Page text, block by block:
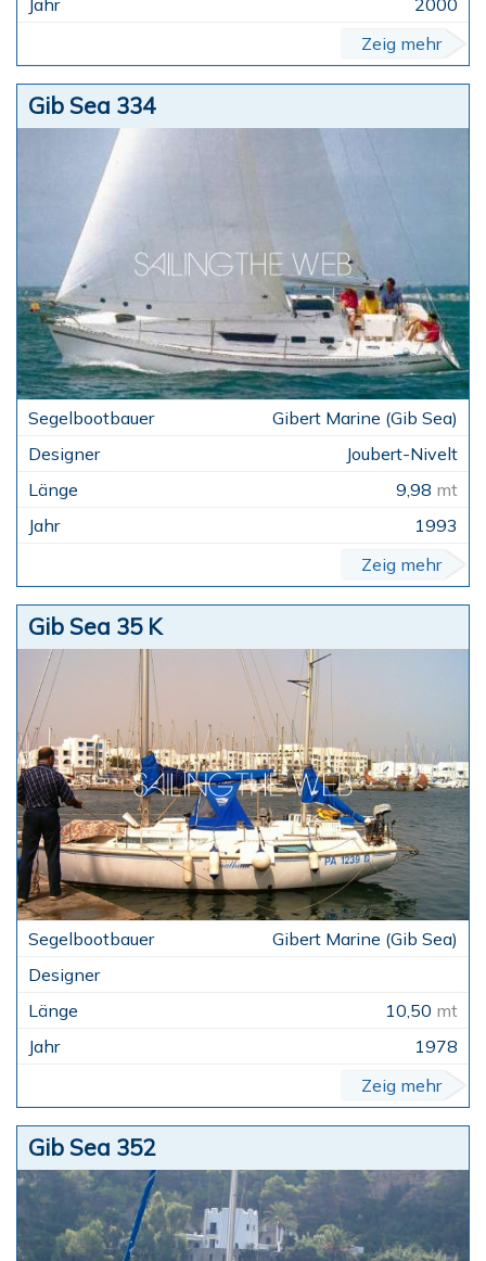
Zeig mehr
Gib Sea 334
Gibert Marine (Gib Sea)
Joubert-Nivelt
9,98 mt
1993
Zeig mehr
Gib Sea 35 K
Gibert Marine (Gib Sea)
10,50 mt
1978
Zeig mehr
Gib Sea 352